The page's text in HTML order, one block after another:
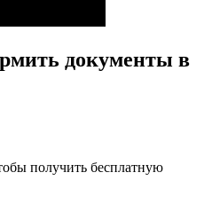
документы в
получить бесплатную